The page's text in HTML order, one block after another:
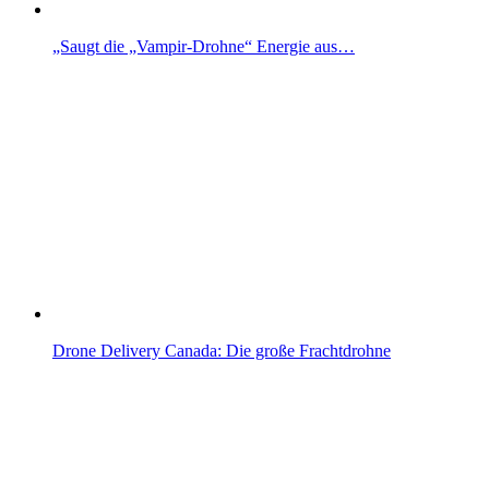
„Saugt die „Vampir-Drohne“ Energie aus…
Drone Delivery Canada: Die große Frachtdrohne